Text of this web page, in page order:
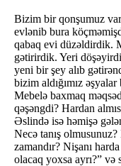
Bizim bir qonşumuz
evlənib bura
qabaq evi düzəldirdik.
gətirirdik. Yeri
yeni bir şey alıb
bizim aldığımız
Mebelə baxmaq
qəşəngdi? Hardan
Əslində isə həmişə
Necə tanış
zamandır? Nişanı
olacaq yoxsa ayrı?” və